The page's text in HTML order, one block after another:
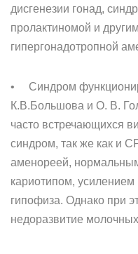
дисгенезии гонад,
пролактиномой и
гипергонадотропной
• Синдром
К.В.Большова и О. В.
часто встречающихся
синдром, так же как и
аменореей,
кариотипом,
гипофиза. Однако при
недоразвитие